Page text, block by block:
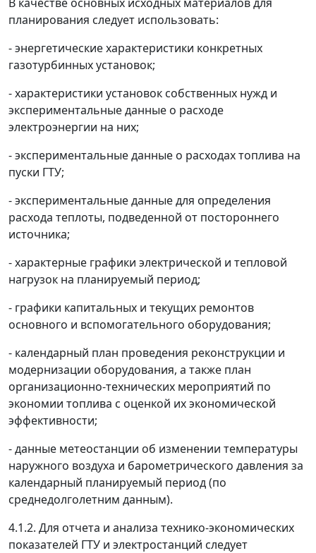
планирования следует использовать:
- энергетические характеристики конкретных
газотурбинных установок;
- характеристики установок собственных нужд и
экспериментальные данные о расходе
электроэнергии на них;
- экспериментальные данные о расходах топлива на
пуски ГТУ;
- экспериментальные данные для определения
расхода теплоты, подведенной от постороннего
источника;
- характерные графики электрической и тепловой
нагрузок на планируемый период;
- графики капитальных и текущих ремонтов
основного и вспомогательного оборудования;
- календарный план проведения реконструкции и
модернизации оборудования, а также план
организационно-технических мероприятий по
экономии топлива с оценкой их экономической
эффективности;
- данные метеостанции об изменении температуры
наружного воздуха и барометрического давления за
календарный планируемый период (по
среднедолголетним данным).
4.1.2. Для отчета и анализа технико-экономических
показателей ГТУ и электростанций следует